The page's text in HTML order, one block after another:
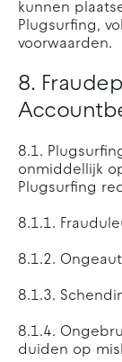
kunnen
Plugsurfing,
voorwaarden.
8.
8.1.
onmiddellijk
Plugsurfing
8.1.1.
8.1.2.
8.1.3.
8.1.4.
duiden op